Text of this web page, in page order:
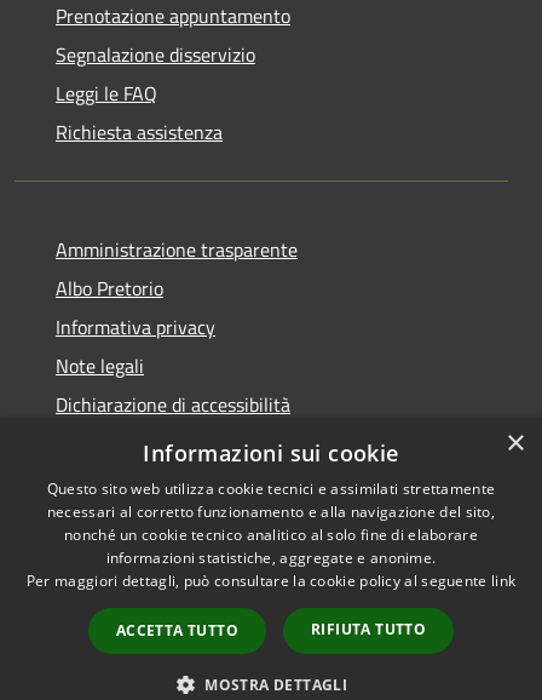
Prenotazione appuntamento
Segnalazione disservizio
Leggi le FAQ
Richiesta assistenza
Amministrazione trasparente
Albo Pretorio
Informativa privacy
Note legali
Dichiarazione di accessibilità
Piano di miglioramento dei servizi
Accessibilità
Copyright © 2026 • Comune di
Sansepolcro • Powered by
Municipium•
Accesso
redazione
×
Informazioni sui cookie
Questo sito web utilizza cookie tecnici e assimilati strettamente
necessari al corretto funzionamento e alla navigazione del sito,
nonché un cookie tecnico analitico al solo fine di elaborare
informazioni statistiche, aggregate e anonime.
Per maggiori dettagli, può consultare la cookie policy al seguente link
ACCETTA TUTTO RIFIUTA TUTTO
MOSTRA DETTAGLI